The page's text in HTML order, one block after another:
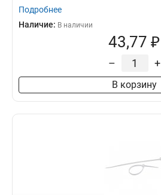
Подробнее
Наличие: В наличии
43,77 ₽
– +
В корзину